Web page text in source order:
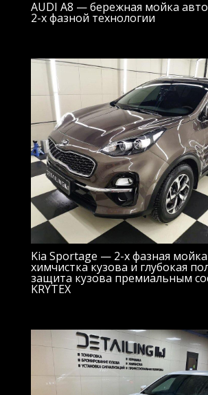
AUDI A8 — бережная мойка
2-х фазной технологии
Kia Sportage — 2-х фазная
химчистка кузова и глубокая
защита кузова премиальным
KRYTEX